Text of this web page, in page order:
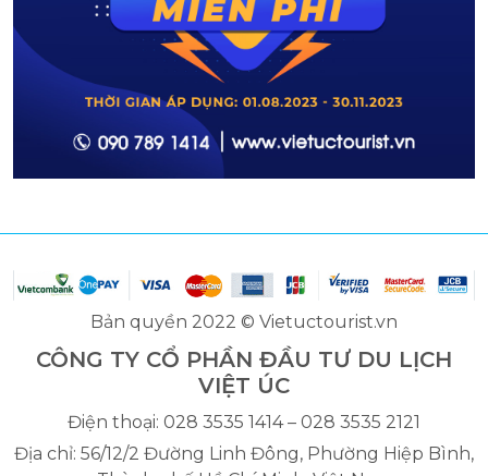
Bản quyền 2022 © Vietuctourist.vn
CÔNG TY CỔ PHẦN ĐẦU TƯ DU LỊCH
VIỆT ÚC
Điện thoại: 028 3535 1414 – 028 3535 2121
Địa chỉ: 56/12/2 Đường Linh Đông, Phường Hiệp Bình,